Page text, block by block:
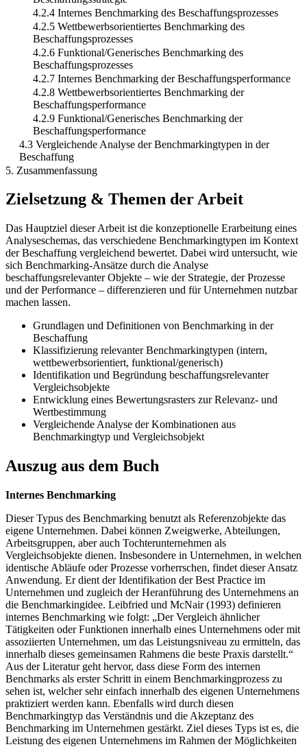
4.2.4 Internes Benchmarking des Beschaffungsprozesses
4.2.5 Wettbewerbsorientiertes Benchmarking des
Beschaffungsprozesses
4.2.6 Funktional/Generisches Benchmarking des
Beschaffungsprozesses
4.2.7 Internes Benchmarking der Beschaffungsperformance
4.2.8 Wettbewerbsorientiertes Benchmarking der
Beschaffungsperformance
4.2.9 Funktional/Generisches Benchmarking der
Beschaffungsperformance
4.3 Vergleichende Analyse der Benchmarkingtypen in der
Beschaffung
5. Zusammenfassung
Zielsetzung & Themen der Arbeit
Das Hauptziel dieser Arbeit ist die konzeptionelle Erarbeitung eines
Analyseschemas, das verschiedene Benchmarkingtypen im Kontext
der Beschaffung vergleichend bewertet. Dabei wird untersucht, wie
sich Benchmarking-Ansätze durch die Analyse
beschaffungsrelevanter Objekte – wie der Strategie, der Prozesse
und der Performance – differenzieren und für Unternehmen nutzbar
machen lassen.
Grundlagen und Definitionen von Benchmarking in der
Beschaffung
Klassifizierung relevanter Benchmarkingtypen (intern,
wettbewerbsorientiert, funktional/generisch)
Identifikation und Begründung beschaffungsrelevanter
Vergleichsobjekte
Entwicklung eines Bewertungsrasters zur Relevanz- und
Wertbestimmung
Vergleichende Analyse der Kombinationen aus
Benchmarkingtyp und Vergleichsobjekt
Auszug aus dem Buch
Internes Benchmarking
Dieser Typus des Benchmarking benutzt als Referenzobjekte das
eigene Unternehmen. Dabei können Zweigwerke, Abteilungen,
Arbeitsgruppen, aber auch Tochterunternehmen als
Vergleichsobjekte dienen. Insbesondere in Unternehmen, in welchen
identische Abläufe oder Prozesse vorherrschen, findet dieser Ansatz
Anwendung. Er dient der Identifikation der Best Practice im
Unternehmen und zugleich der Heranführung des Unternehmens an
die Benchmarkingidee. Leibfried und McNair (1993) definieren
internes Benchmarking wie folgt: „Der Vergleich ähnlicher
Tätigkeiten oder Funktionen innerhalb eines Unternehmens oder mit
assoziierten Unternehmen, um das Leistungsniveau zu ermitteln, das
innerhalb dieses gemeinsamen Rahmens die beste Praxis darstellt.“
Aus der Literatur geht hervor, dass diese Form des internen
Benchmarks als erster Schritt in einem Benchmarkingprozess zu
sehen ist, welcher sehr einfach innerhalb des eigenen Unternehmens
praktiziert werden kann. Ebenfalls wird durch diesen
Benchmarkingtyp das Verständnis und die Akzeptanz des
Benchmarking im Unternehmen gestärkt. Ziel dieses Typs ist es, die
Leistung des eigenen Unternehmens im Rahmen der Möglichkeiten